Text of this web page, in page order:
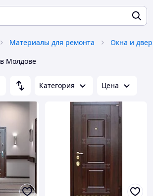
Материалы для ремонта Окна и
в Молдове
Категория Цена